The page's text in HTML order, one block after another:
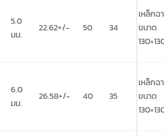
5.0
มม.
22.62+/- 50 34
เหล็กฉ
ขนาด
6.0
มม.
26.58+/- 40 35
เหล็กฉ
ขนาด